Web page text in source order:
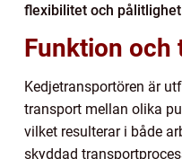
flexibilitet och
Funktion och
Kedjetransportören är
transport mellan olika
vilket resulterar i både
skyddad